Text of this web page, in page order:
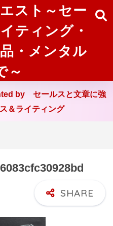
スト～セー
ティング・
・メンタル
～
by セールスと文章に強
＆ライティング